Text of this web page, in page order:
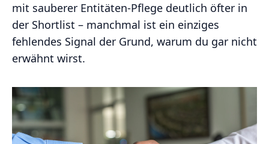
mit sauberer Entitäten‑Pflege deutlich öfter in
der Shortlist – manchmal ist ein einziges
fehlendes Signal der Grund, warum du gar nicht
erwähnt wirst.